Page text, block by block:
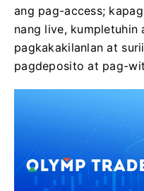
ang pag-access;
nang live,
pagkakakilanlan at
pagdeposito at pag-